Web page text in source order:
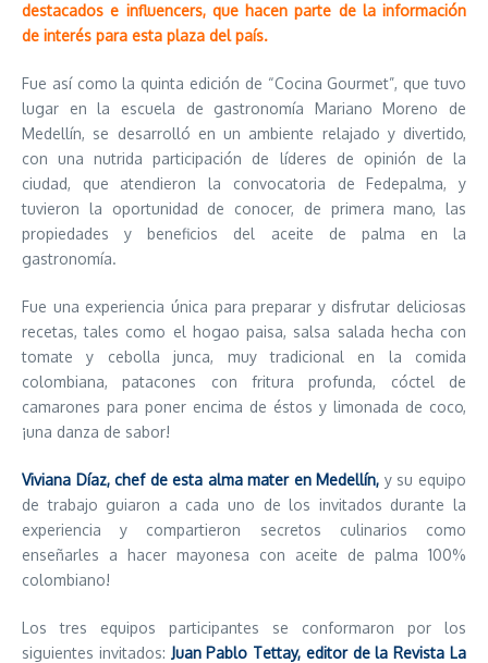
destacados e influencers, que hacen parte de la información
de interés para esta plaza del país.
Fue así como la quinta edición de “Cocina Gourmet”, que tuvo
lugar en la escuela de gastronomía Mariano Moreno de
Medellín, se desarrolló en un ambiente relajado y divertido,
con una nutrida participación de líderes de opinión de la
ciudad, que atendieron la convocatoria de Fedepalma, y
tuvieron la oportunidad de conocer, de primera mano, las
propiedades y beneficios del aceite de palma en la
gastronomía.
Fue una experiencia única para preparar y disfrutar deliciosas
recetas, tales como el hogao paisa, salsa salada hecha con
tomate y cebolla junca, muy tradicional en la comida
colombiana, patacones con fritura profunda, cóctel de
camarones para poner encima de éstos y limonada de coco,
¡una danza de sabor!
Viviana Díaz, chef de esta alma mater en Medellín, y su equipo
de trabajo guiaron a cada uno de los invitados durante la
experiencia y compartieron secretos culinarios como
enseñarles a hacer mayonesa con aceite de palma 100%
colombiano!
Los tres equipos participantes se conformaron por los
siguientes invitados: Juan Pablo Tettay, editor de la Revista La